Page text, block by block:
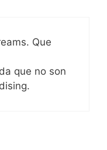
Que
que no son